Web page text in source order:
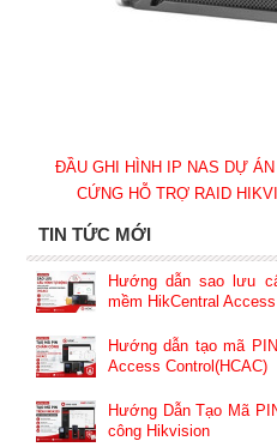
ĐẦU GHI HÌNH IP NAS DỰ
CỨNG HỖ TRỢ RAID
TIN TỨC MỚI
Hướng dẫn sao lưu
mềm HikCentral
Hướng dẫn tạo mã
Access Control(HCAC)
Hướng Dẫn Tạo Mã
công Hikvision